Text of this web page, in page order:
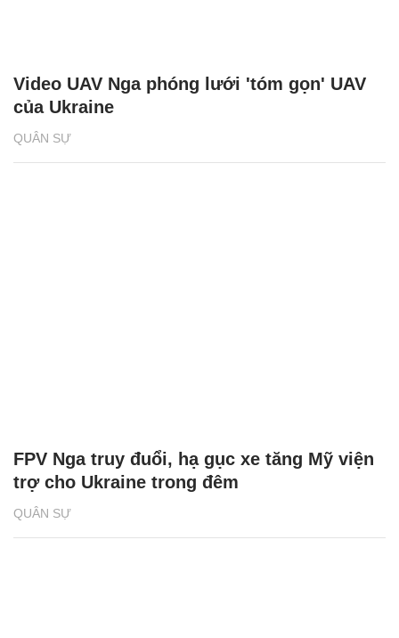
QUÂN SỰ
Video UAV Nga phóng lưới 'tóm gọn' UAV
của Ukraine
QUÂN SỰ
FPV Nga truy đuổi, hạ gục xe tăng Mỹ viện
trợ cho Ukraine trong đêm